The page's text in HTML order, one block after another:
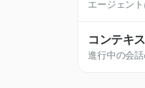
エージェン
ジェントは
ザーインタ
コンテキ
進行中の会